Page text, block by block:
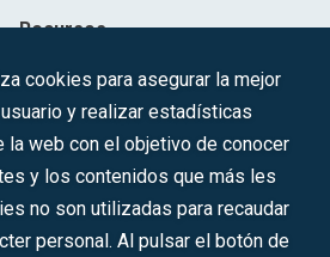
Recursos
Contacto
para la Gestión de la Innovación y las
cookies para asegurar la mejor
y realizar estadísticas
la web con el objetivo de conocer
y los contenidos que más les
no son utilizadas para recaudar
personal. Al pulsar el botón de